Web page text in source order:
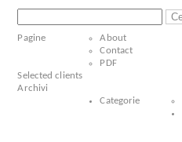
per:
Pagine
About
Contact
PDF
Selected clients
Archivi
Categorie